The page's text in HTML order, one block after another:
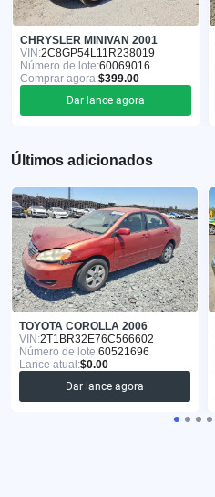
CHRYSLER MINIVAN 2001
VIN:2C8GP54L11R238019
Número de lote:60069016
Comprar agora:$399.00
Dar lance agora
Últimos adicionados
TOYOTA COROLLA 2006
VIN:2T1BR32E76C566602
Número de lote:60521696
Lance atual:$0.00
Dar lance agora